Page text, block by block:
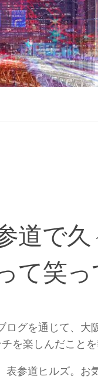
道で
て笑っ
ログを通じて、大
を楽しんだことを
表参道ヒルズ。お